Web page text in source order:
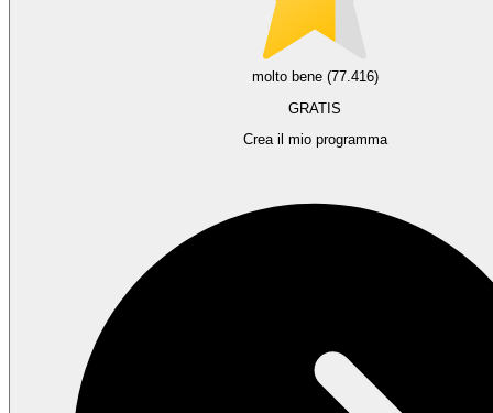
molto bene (77.416)
GRATIS
Crea il mio programma